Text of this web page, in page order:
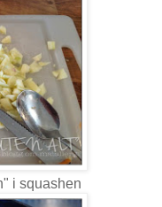
i squashen